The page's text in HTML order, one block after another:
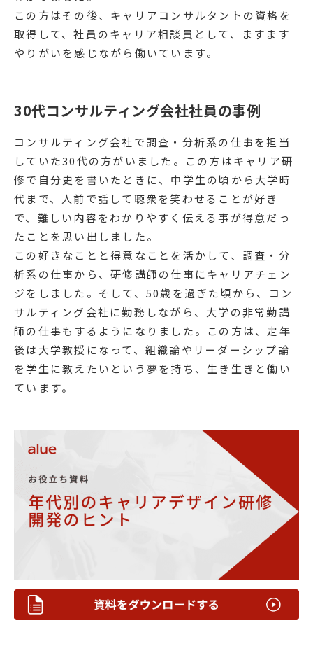
この方はその後、キャリアコンサルタントの資格を
取得して、社員のキャリア相談員として、ますます
やりがいを感じながら働いています。
30代コンサルティング会社社員の事例
コンサルティング会社で調査・分析系の仕事を担当
していた30代の方がいました。この方はキャリア研
修で自分史を書いたときに、中学生の頃から大学時
代まで、人前で話して聴衆を笑わせることが好き
で、難しい内容をわかりやすく伝える事が得意だっ
たことを思い出しました。
この好きなことと得意なことを活かして、調査・分
析系の仕事から、研修講師の仕事にキャリアチェン
ジをしました。そして、50歳を過ぎた頃から、コン
サルティング会社に勤務しながら、大学の非常勤講
師の仕事もするようになりました。この方は、定年
後は大学教授になって、組織論やリーダーシップ論
を学生に教えたいという夢を持ち、生き生きと働い
ています。